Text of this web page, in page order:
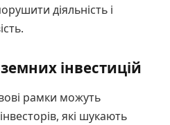
діяльність і
інвестицій
рамки можуть
які шукають